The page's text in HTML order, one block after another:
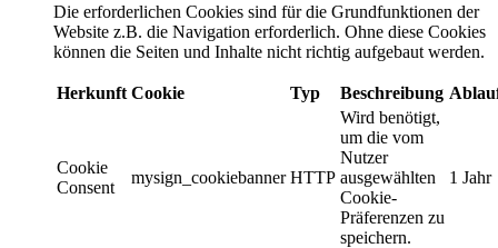
Die erforderlichen Cookies sind für die Grundfunktionen der
Website z.B. die Navigation erforderlich. Ohne diese Cookies
können die Seiten und Inhalte nicht richtig aufgebaut werden.
Herkunft Cookie Typ Beschreibung
Cookie
Consent
mysign_cookiebanner HTTP
Wird benötigt,
um die vom
Nutzer
ausgewählten
Cookie-
Präferenzen zu
speichern.
1 Jahr